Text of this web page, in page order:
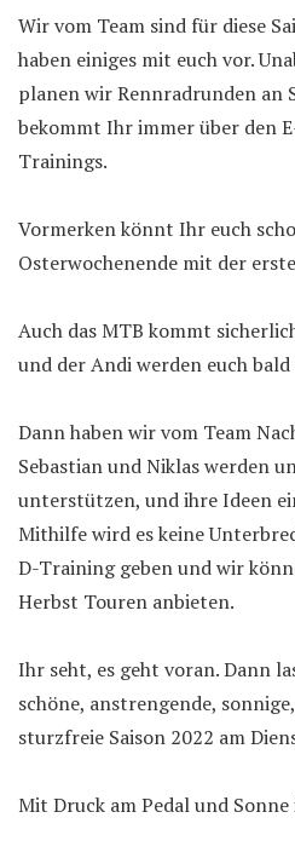
Wir vom Team sind für diese
haben einiges mit euch vor.
planen wir Rennradrunden an
bekommt Ihr immer über den
Trainings.
Vormerken könnt Ihr euch
Osterwochenende mit der
Auch das MTB kommt
und der Andi werden euch
Dann haben wir vom Team
Sebastian und Niklas werden
unterstützen, und ihre Ideen
Mithilfe wird es keine
D-Training geben und wir
Herbst Touren anbieten.
Ihr seht, es geht voran. Dann
schöne, anstrengende,
sturzfreie Saison 2022 am
Mit Druck am Pedal und